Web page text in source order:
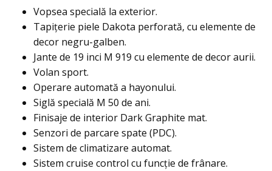
Vopsea specială la exterior.
Tapiţerie piele Dakota perforată, cu elemente de
decor negru-galben.
Jante de 19 inci M 919 cu elemente de decor aurii.
Volan sport.
Operare automată a hayonului.
Siglă specială M 50 de ani.
Finisaje de interior Dark Graphite mat.
Senzori de parcare spate (PDC).
Sistem de climatizare automat.
Sistem cruise control cu funcţie de frânare.